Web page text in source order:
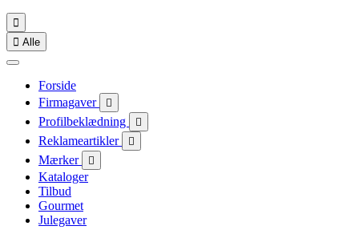

 Alle
Forside
Firmagaver

Profilbeklædning 
Reklameartikler 
Mærker 
Kataloger
Tilbud
Gourmet
Julegaver